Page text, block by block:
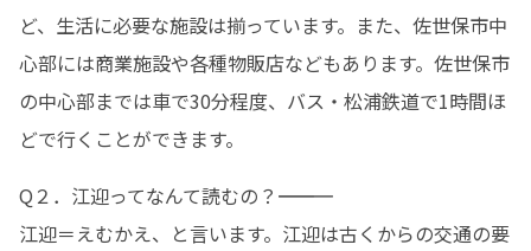
ど、生活に必要な施設は揃っています。また、佐世保市中
心部には商業施設や各種物販店などもあります。佐世保市
の中心部までは車で30分程度、バス・松浦鉄道で1時間ほ
どで行くことができます。
Q２．江迎ってなんて読むの？―――――――――――
江迎＝えむかえ、と言います。江迎は古くからの交通の要